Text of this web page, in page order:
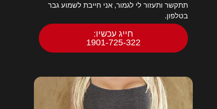
תתקשר ותעזור לי לגמור, אני חייבת לשמוע גבר
בטלפון.
חייג עכשיו:
1901-725-322